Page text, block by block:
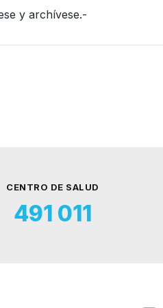
y archívese.-
CENTRO DE SALUD
491 011